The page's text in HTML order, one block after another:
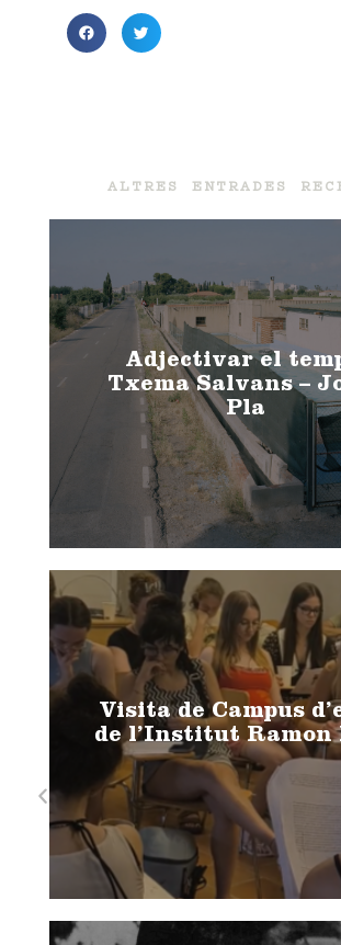
ALTRES ENTRADES
Adjectivar el
Txema Salvans –
Pla
Visita de Campus
de l’Institut